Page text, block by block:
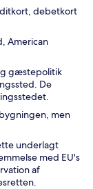
debetkort
American
gæstepolitik
De
men
underlagt
med EU's
af